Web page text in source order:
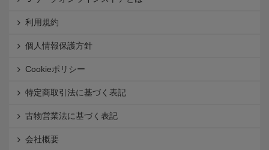
利用規約
個人情報保護方針
Cookieポリシー
特定商取引法に基づく表記
古物営業法に基づく表記
会社概要